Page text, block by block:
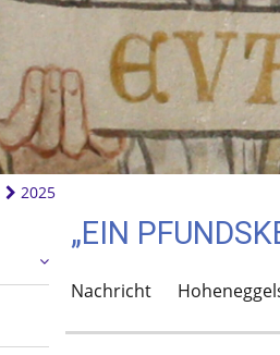
2025
„EIN
Nachricht